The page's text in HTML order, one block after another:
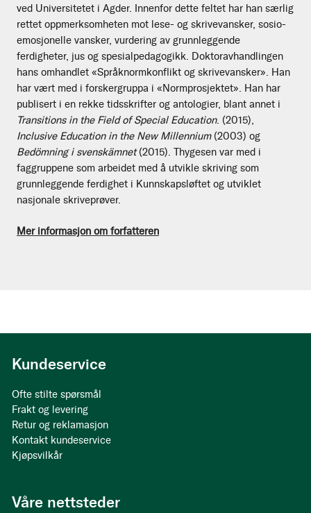
ved Universitetet i Agder. Innenfor dette feltet har han særlig
rettet oppmerksomheten mot lese- og skrivevansker, sosio-
emosjonelle vansker, vurdering av grunnleggende
ferdigheter, jus og spesialpedagogikk. Doktoravhandlingen
hans omhandlet «Språknormkonflikt og skrivevansker». Han
har vært med i forskergruppa i «Normprosjektet». Han har
publisert i en rekke tidsskrifter og antologier, blant annet i
Transitions in the Field of Special Education. (2015),
Inclusive Education in the New Millennium(2003) og
Bedömning i svenskämnet(2015). Thygesen var med i
faggruppene som arbeidet med å utvikle skriving som
grunnleggende ferdighet i Kunnskapsløftet og utviklet
nasjonale skriveprøver.
Mer informasjon om forfatteren
Kundeservice
Ofte stilte spørsmål
Frakt og levering
Retur og reklamasjon
Kontakt kundeservice
Kjøpsvilkår
Våre nettsteder